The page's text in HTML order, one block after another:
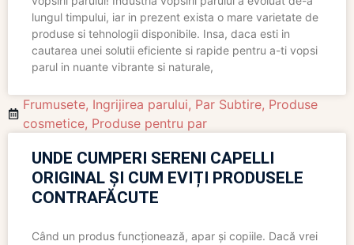
lungul timpului, iar in prezent exista o mare varietate de
produse si tehnologii disponibile. Insa, daca esti in
cautarea unei solutii eficiente si rapide pentru a-ti vopsi
parul in nuante vibrante si naturale,
Frumusete, Ingrijirea parului, Par Subtire, Produse
cosmetice, Produse pentru par
UNDE CUMPERI SERENI CAPELLI
ORIGINAL ȘI CUM EVIȚI PRODUSELE
CONTRAFĂCUTE
Când un produs funcționează, apar și copiile. Dacă vrei